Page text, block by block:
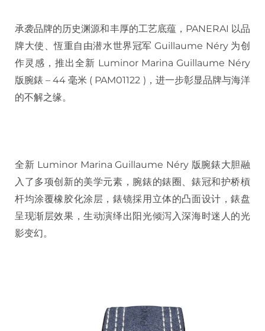
承袭品牌的历史渊源和丰厚的工艺底蕴，PANERAI 以品
牌大使、恆重自由潜水世界冠军 Guillaume Néry 为创
作灵感，推出全新 Luminor Marina Guillaume Néry
版腕錶 – 44 毫米 ( PAM01122 )，进一步彰显品牌与海洋
的不解之缘。
全新 Luminor Marina Guillaume Néry 版腕錶大胆融
入了多项创新的美学元素，腕錶的錶圈、錶冠和护桥槓
杆均涂覆橡胶化涂层，錶镜採用立体的凸面设计，錶盘
呈现渐层效果，生动演绎出阳光倾泻入深海时迷人的光
影变幻。